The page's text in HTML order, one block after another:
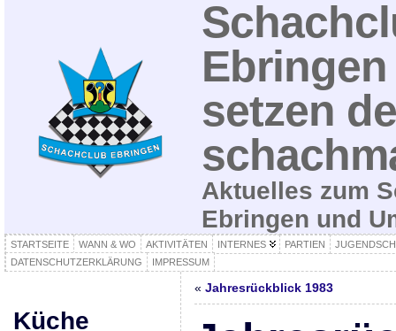
setzen
Aktuelles zum
Ebringen und
STARTSEITE WANN & WO AKTIVITÄTEN INTERNES PARTIEN
DATENSCHUTZERKLÄRUNG
IMPRESSUM
Küche
« Jahresrückblick 1983